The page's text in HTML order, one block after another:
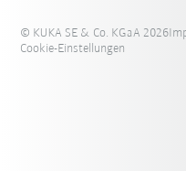
© KUKA SE & Co. KGaA 2026
Cookie-Einstellungen